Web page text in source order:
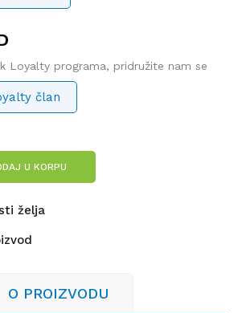
Loyalty programa, pridružite nam se
član
U KORPU
želja
O PROIZVODU